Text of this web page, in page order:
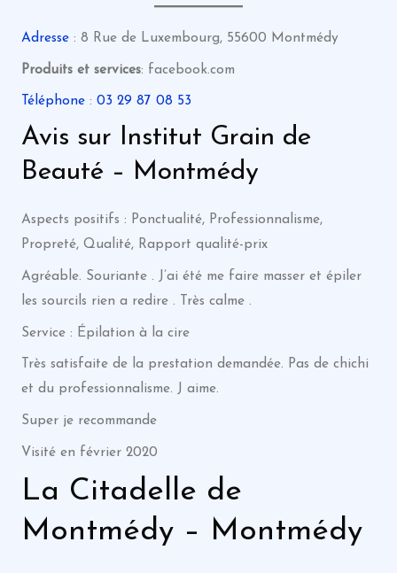
Adresse: 8 Rue de Luxembourg, 55600 Montmédy
Produits et services: facebook.com
Téléphone: 03 29 87 08 53
Avis sur Institut Grain de
Beauté – Montmédy
Aspects positifs : Ponctualité, Professionnalisme,
Propreté, Qualité, Rapport qualité-prix
Agréable. Souriante . J’ai été me faire masser et épiler
les sourcils rien a redire . Très calme .
Service : Épilation à la cire
Très satisfaite de la prestation demandée. Pas de chichi
et du professionnalisme. J aime.
Super je recommande
Visité en février 2020
La Citadelle de
Montmédy – Montmédy